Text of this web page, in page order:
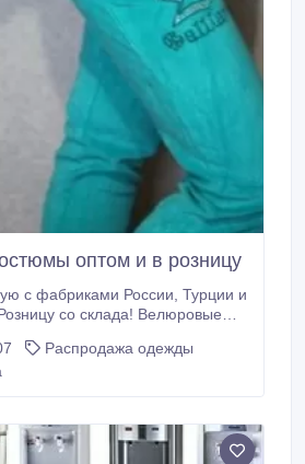
оптом и в розницу
России, Турции и
со склада! Велюровые
Распродажа одежды